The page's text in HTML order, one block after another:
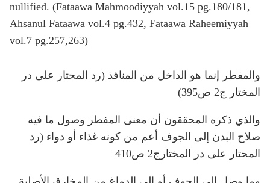
nullified. (Fataawa Mahmoodiyyah vol.15 pg.180/181,
Ahsanul Fataawa vol.4 pg.432, Fataawa Raheemiyyah
vol.7 pg.257,263)
والمفطر إنما هو الداخل من المنافذ (رد المحتار على در
المختار ج2 ص395)
والذي ذكره المحققون أن معنى المفطر وصول ما فيه
صلاح البدن إلى الجوف أعم من كونه غذاء أو دواء (رد
المحتار على در المختارج2 ص410